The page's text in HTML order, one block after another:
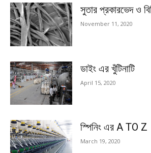
সুতার প্রকারভেদ ও
November 11, 2020
ডাইং এর খুঁটিনাটি
April 15, 2020
স্পিনিং এর A TO Z
March 19, 2020